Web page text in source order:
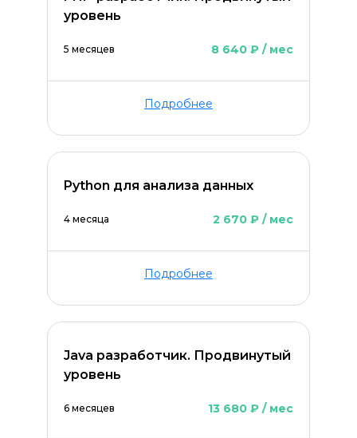
уровень
5 месяцев 8 640 ₽ / мес
Подробнее
Python для анализа данных
4 месяца 2 670 ₽ / мес
Подробнее
Java разработчик. Продвинутый
уровень
6 месяцев 13 680 ₽ / мес
Оставить комментарий